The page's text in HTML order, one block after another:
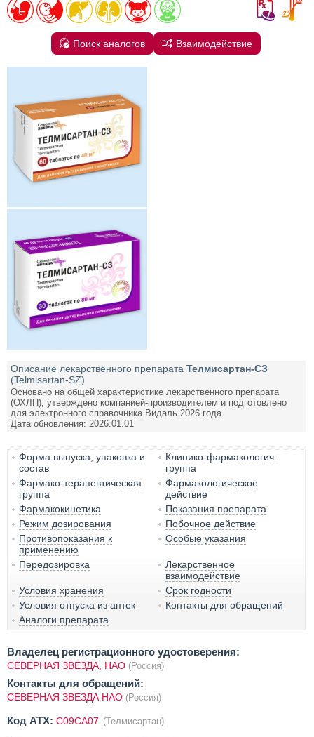
Поиск аналогов Взаимодействие
Описание лекарственного препарата Телмисартан-СЗ
(Telmisartan-SZ)
Основано на общей характеристике лекарственного препарата
(ОХЛП), утверждено компанией-производителем и подготовлено
для электронного справочника Видаль 2026 года.
Дата обновления: 2026.01.01
Форма выпуска, упаковка и
состав
Клинико-фармакологич.
группа
Фармако-терапевтическая
группа
Фармакологическое
действие
Фармакокинетика
Показания препарата
Режим дозирования
Побочное действие
Противопоказания к
применению
Особые указания
Передозировка
Лекарственное
взаимодействие
Условия хранения
Срок годности
Условия отпуска из аптек
Контакты для обращений
Аналоги препарата
Владелец регистрационного удостоверения:
СЕВЕРНАЯ ЗВЕЗДА, НАО (Россия)
Контакты для обращений:
СЕВЕРНАЯ ЗВЕЗДА НАО (Россия)
Код ATX: C09CA07 (Телмисартан)